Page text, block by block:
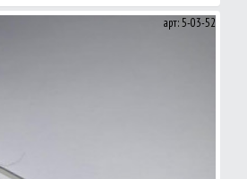
арт: 5-03-52